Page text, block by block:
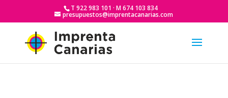
T 922 983 101 · M 674 103 834
presupuestos@imprentacanarias.com